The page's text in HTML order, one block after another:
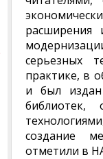
расширения
серьезных
практике, в
и был
библиотек,
создание
отметили в